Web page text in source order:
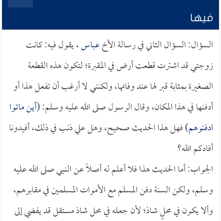
فيها
السؤال: السؤال الثاني في رسالة الأخعباس، يقول فيه: كانت
زوجتي قد اشترت قطعت أرض في المقبرة؛ لتكون هذه القطعة
الصغيرة بمثابة قبر لها عند وفاتها، ولكنني لا أرغب أن تفعل هذا أو
أدفنها في هذا المكان، وقال الرسول صلى الله عليه وسلم: (أين ماتوا
ادفنوهم) فهل هذا الحديث صحيح، وهل علي ذنب في ذلك، أفيدونا
أفادكم الله؟
الجواب: أما الحديث هذا فلا أعلم له أصلاً عن النبي صلى الله عليه
وسلم، ولكن السنة دفن المسلم مع الأموات المسلمين في مقابرهم،
وألا يكون في محلٍ شاذ؛ لأن جعله في محل شاذ مستقل قد يفضي إلى